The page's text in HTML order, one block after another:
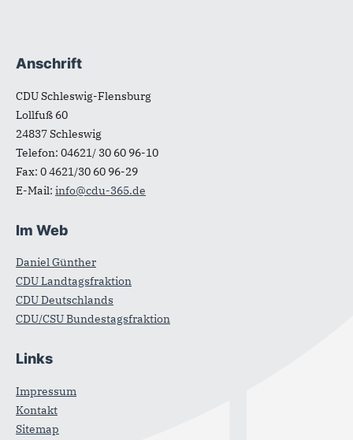
Fußbereich
Anschrift
CDU Schleswig-Flensburg
Lollfuß 60
24837Schleswig
Telefon: 04621/ 30 60 96-10
Fax: 0 4621/30 60 96-29
E-Mail: info@cdu-365.de
Im Web
Daniel Günther
CDU Landtagsfraktion
CDU Deutschlands
CDU/CSU Bundestagsfraktion
Links
Impressum
Kontakt
Sitemap